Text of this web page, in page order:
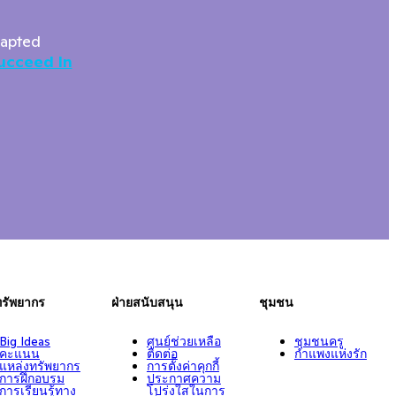
In
พยากร
Ideas
ะแนน
หล่งทรัพยากร
ารฝึกอบรม
ารเรียนรู้ทาง
ฝ่ายสนับสนุน
ศูนย์ช่วยเหลือ
ติดต่อ
การตั้งค่าคุกกี้
ประกาศความ
โปร่งใสในการ
ชุมชน
ชุมชนครู
กำแพงแห่งรัก